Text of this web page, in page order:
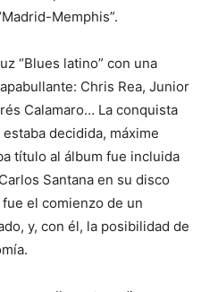
Memphis”.
“Blues latino” con una
Chris Rea, Junior
Calamaro… La conquista
decidida, máxime
título al álbum fue incluida
Santana en su disco
fue el comienzo de un
y, con él, la posibilidad de